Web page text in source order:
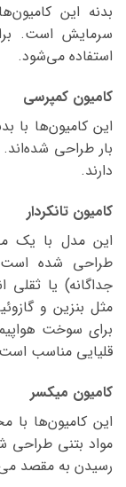
بدنه این
سرمایش است.
استفاده می‌شود.
کامیون کمپرسی
این کامیون‌ها با
بار طراحی
دارند.
کامیون تانکردار
این مدل با یک
طراحی شده است.
جداگانه) یا
مثل بنزین و
برای سوخت
قلیایی مناسب
کامیون میکسر
این کامیون‌ها
مواد بتنی طراحی
رسیدن به مقصد